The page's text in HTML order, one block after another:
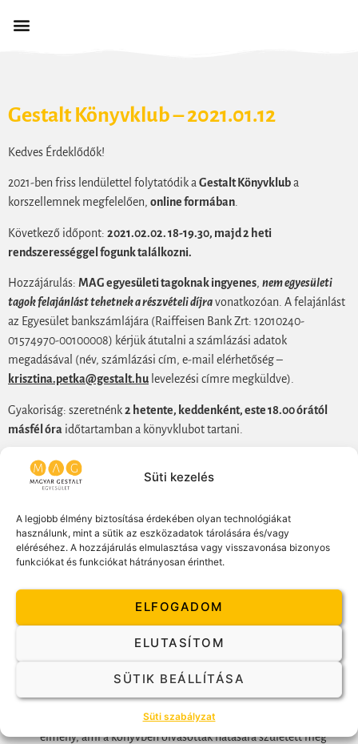
Süti kezelés
A legjobb élmény biztosítása érdekében olyan technológiákat
használunk, mint a sütik az eszközadatok tárolására és/vagy
eléréséhez. A hozzájárulás elmulasztása vagy visszavonása bizonyos
funkciókat és funkciókat hátrányosan érinthet.
ELFOGADOM
ELUTASÍTOM
SÜTIK BEÁLLÍTÁSA
Süti szabályzat
Gestalt Könyvklub – 2021.01.12
Kedves Érdeklődők!
2021-ben friss lendülettel folytatódik aGestalt Könyvkluba
korszellemnek megfelelően, online formában.
Következő időpont: 2021.02.02. 18-19.30, majd 2 heti
rendszerességgel fogunk találkozni.
Hozzájárulás: MAG egyesületi tagoknak ingyenes, nem egyesületi
tagok felajánlást tehetnek a részvételi díjravonatkozóan. A felajánlást
az Egyesület bankszámlájára (Raiffeisen Bank Zrt: 12010240-
01574970-00100008) kérjük átutalni a számlázási adatok
megadásával (név, számlázási cím, e-mail elérhetőség –
krisztina.petka@gestalt.hu levelezési címre megküldve).
Gyakoriság: szeretnénk2 hetente, keddenként, este 18.00 órától
másfél óra időtartamban a könyvklubot tartani.
Mit fogunk olvasni, és hogyan?
A könyvklubbot a korábban indult folyamat folytatásának tekintjük,
Első alkalommal összekötjük az ismerkedést aJoyce and Sills: Skills
in Gestalt Counselling and Psychotherapykötet első 3 fejezetében
olvasottakkal.
Valamit a könyvből, ami nektek fontos.
Lehet az egy mondat, egy fejezet, egy gyakorlat, vagy egy
élmény, ami a könyvben olvasottak hatására született meg